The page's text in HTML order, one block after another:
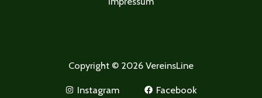
Copyright © 2026 VereinsLine
Instagram Facebook